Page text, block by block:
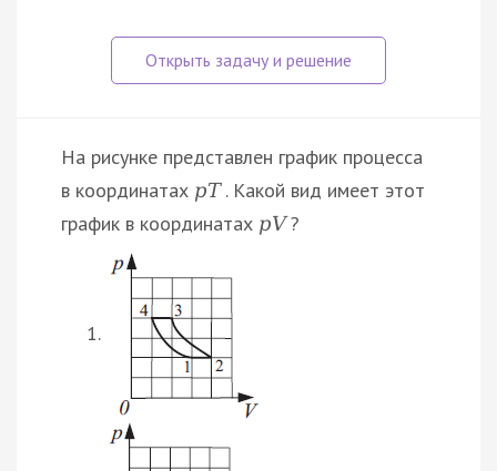
На рисунке представлен график процесса
в координатах pT . Какой вид имеет этот
график в координатах pV?